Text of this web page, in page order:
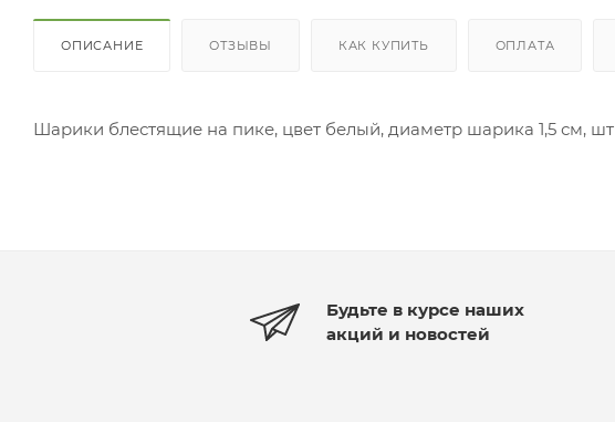
ОПИСАНИЕ ОТЗЫВЫ КАК КУПИТЬ ОПЛАТА
Шарики блестящие на пике, цвет белый, диаметр шарика 1,5 см, шт
Будьте в курсе наших
акций и новостей